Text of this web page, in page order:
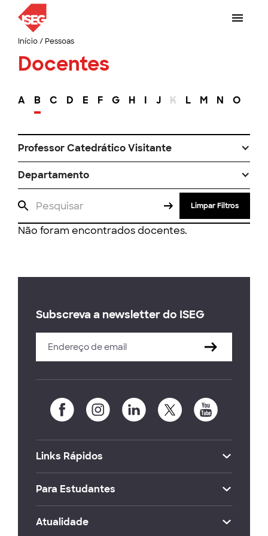
Início/ Pessoas
Docentes
A B C D E F G H I J K L M N O
Professor Catedrático Visitante
Departamento
Limpar Filtros
Não foram encontrados docentes.
Subscreva a newsletter do ISEG
Links Rápidos
Para Estudantes
Atualidade